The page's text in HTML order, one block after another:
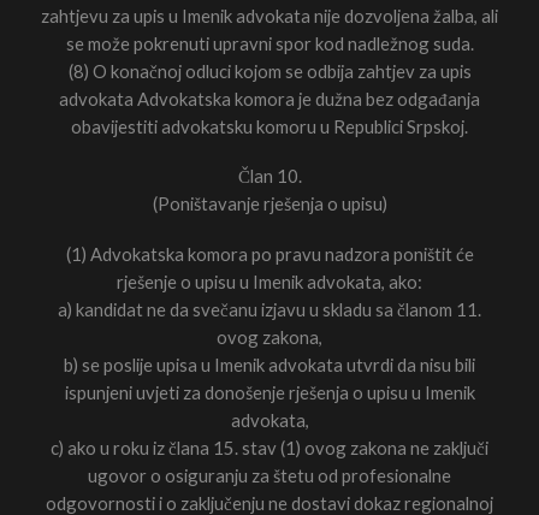
zahtjevu za upis u Imenik advokata nije dozvoljena žalba, ali
se može pokrenuti upravni spor kod nadležnog suda.
(8) O konačnoj odluci kojom se odbija zahtjev za upis
advokata Advokatska komora je dužna bez odgađanja
obavijestiti advokatsku komoru u Republici Srpskoj.
Član 10.
(Poništavanje rješenja o upisu)
(1) Advokatska komora po pravu nadzora poništit će
rješenje o upisu u Imenik advokata, ako:
a) kandidat ne da svečanu izjavu u skladu sa članom 11.
ovog zakona,
b) se poslije upisa u Imenik advokata utvrdi da nisu bili
ispunjeni uvjeti za donošenje rješenja o upisu u Imenik
advokata,
c) ako u roku iz člana 15. stav (1) ovog zakona ne zaključi
ugovor o osiguranju za štetu od profesionalne
odgovornosti i o zaključenju ne dostavi dokaz regionalnoj